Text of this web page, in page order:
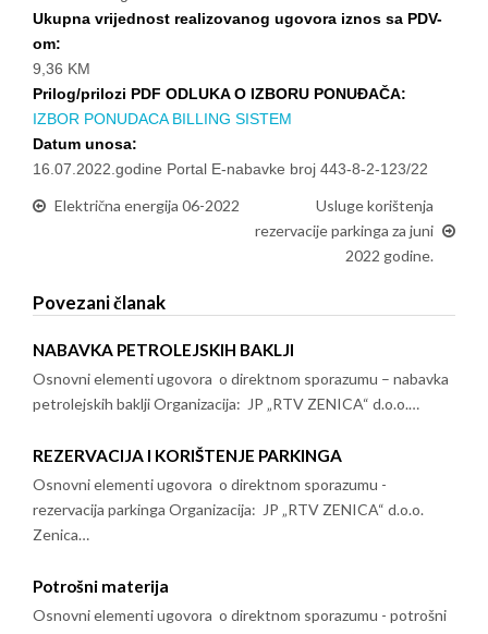
Ukupna vrijednost realizovanog ugovora iznos sa PDV-
om:
9,36 KM
Prilog/prilozi PDF ODLUKA O IZBORU PONUĐAČA:
IZBOR PONUDACA BILLING SISTEM
Datum unosa:
16.07.2022.godine Portal E-nabavke broj 443-8-2-123/22
Električna energija 06-2022
Usluge korištenja
rezervacije parkinga za juni
2022 godine.
Povezani članak
NABAVKA PETROLEJSKIH BAKLJI
Osnovni elementi ugovora o direktnom sporazumu – nabavka
petrolejskih baklji Organizacija: JP „RTV ZENICA“ d.o.o.…
REZERVACIJA I KORIŠTENJE PARKINGA
Osnovni elementi ugovora o direktnom sporazumu -
rezervacija parkinga Organizacija: JP „RTV ZENICA“ d.o.o.
Zenica…
Potrošni materija
Osnovni elementi ugovora o direktnom sporazumu - potrošni